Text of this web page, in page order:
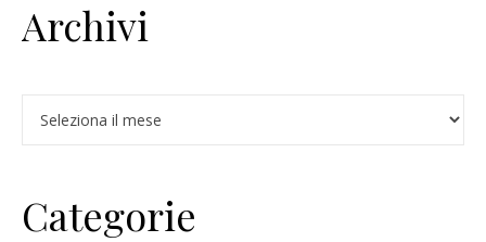
Archivi
Archivi
Categorie